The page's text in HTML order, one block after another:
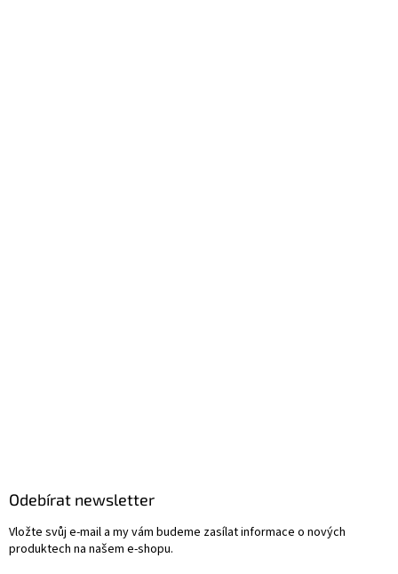
Odebírat newsletter
Vložte svůj e-mail a my vám budeme zasílat informace o nových
produktech na našem e-shopu.